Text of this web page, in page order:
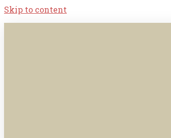
Skip to content